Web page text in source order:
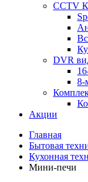
CCTV
DVR
8-
Акции
Главная
Бытовая
Кухонная
Мини-печи